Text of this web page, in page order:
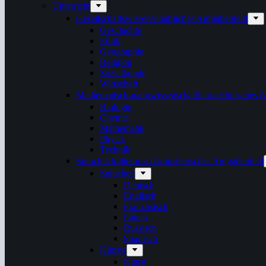
Unterricht
Gesellschaftswissenschaftliches Aufgabenfeld
Geschichte
Ethik
Geographie
Religion
Sozialkunde
Wirtschaft
Mathematisch-naturwissenschaftlich-technisches
Biologie
Chemie
Mathematik
Physik
Technik
Sprachlich-literarisch-künstlerisches Aufgabenfeld
Sprachen
Deutsch
Englisch
Französisch
Latein
Russisch
Spanisch
Künste
Kunst